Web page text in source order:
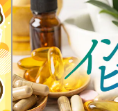
発送日カレンダー